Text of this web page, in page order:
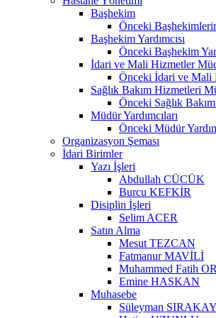
Başhekim
Önceki
Başhekim Yardımcısı
Önceki Başhekim
İdari ve Mali Hizmetler
Önceki İdari ve Mali
Sağlık Bakım Hizmetleri
Önceki Sağlık
Müdür Yardımcıları
Önceki Müdür
Organizasyon Şeması
İdari Birimler
Yazı İşleri
Abdullah CÜCÜK
Burcu KEFKİR
Disiplin İşleri
Selim ACER
Satın Alma
Mesut TEZCAN
Fatmanur MAVİLİ
Muhammed Fatih
Emine HASKAN
Muhasebe
Süleyman